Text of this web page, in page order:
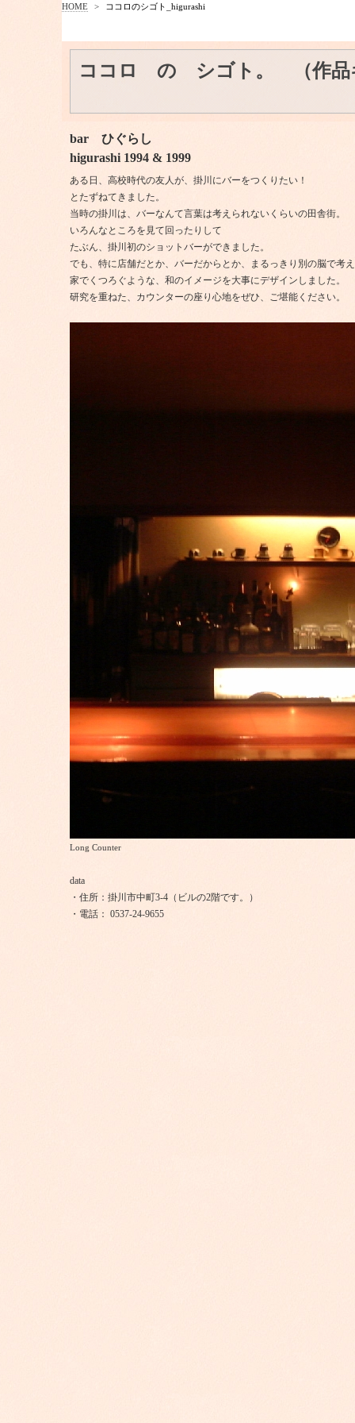
HOME > ココロのシゴト_higurashi
ココロ の シゴト。 （作品
bar ひぐらし
higurashi 1994 & 1999
ある日、高校時代の友人が、掛川にバーをつくりたい！
とたずねてきました。
当時の掛川は、バーなんて言葉は考えられないくらいの田舎街。
いろんなところを見て回ったりして
たぶん、掛川初のショットバーができました。
でも、特に店舗だとか、バーだからとか、まるっきり別の脳で考
家でくつろぐような、和のイメージを大事にデザインしました。
研究を重ねた、カウンターの座り心地をぜひ、ご堪能ください。
Long Counter
data
・住所：掛川市中町3-4（ビルの2階です。）
・電話： 0537-24-9655